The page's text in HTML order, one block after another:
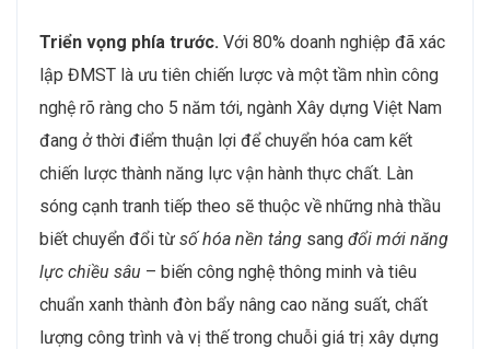
Triển vọng phía trước. Với 80% doanh nghiệp đã xác
lập ĐMST là ưu tiên chiến lược và một tầm nhìn công
nghệ rõ ràng cho 5 năm tới, ngành Xây dựng Việt Nam
đang ở thời điểm thuận lợi để chuyển hóa cam kết
chiến lược thành năng lực vận hành thực chất. Làn
sóng cạnh tranh tiếp theo sẽ thuộc về những nhà thầu
biết chuyển đổi từ số hóa nền tảng sang đổi mới năng
lực chiều sâu – biến công nghệ thông minh và tiêu
chuẩn xanh thành đòn bẩy nâng cao năng suất, chất
lượng công trình và vị thế trong chuỗi giá trị xây dựng